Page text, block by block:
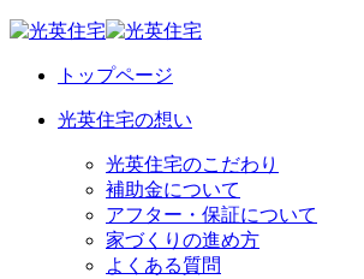
トップページ
光英住宅の想い
光英住宅のこだわり
補助金について
アフター・保証について
家づくりの進め方
よくある質問